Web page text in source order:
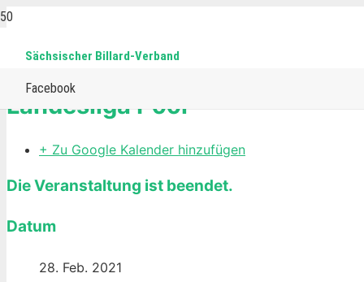
Sächsischer Billard-Verband
Facebook
HomeEvents Pool Landesliga Pool
Landesliga Pool
+ Zu Google Kalender hinzufügen
Die Veranstaltung ist beendet.
Datum
28. Feb. 2021